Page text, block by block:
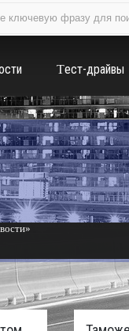
Тест-драйвы
- «Тюнинг и автоспорт»